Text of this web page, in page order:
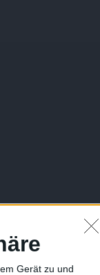
Gerät zu und